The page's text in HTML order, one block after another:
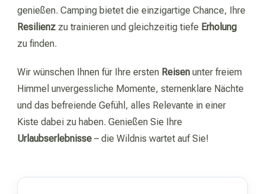
genießen. Camping bietet die einzigartige Chance, Ihre
Resilienz zu trainieren und gleichzeitig tiefe Erholung
zu finden.
Wir wünschen Ihnen für Ihre ersten Reisen unter freiem
Himmel unvergessliche Momente, sternenklare Nächte
und das befreiende Gefühl, alles Relevante in einer
Kiste dabei zu haben. Genießen Sie Ihre
Urlaubserlebnisse – die Wildnis wartet auf Sie!